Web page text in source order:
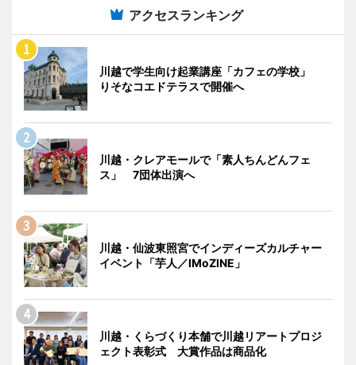
アクセスランキング
川越で学生向け起業講座「カフェの学校」
りそなコエドテラスで開催へ
川越・クレアモールで「素人ちんどんフェ
ス」 7団体出演へ
川越・仙波東照宮でインディーズカルチャー
イベント「芋人／IMoZINE」
川越・くらづくり本舗で川越リアートプロジ
ェクト表彰式 大賞作品は商品化